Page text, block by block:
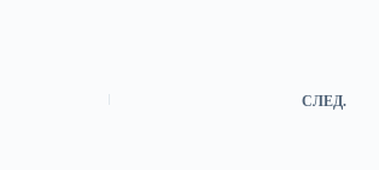
СЛЕД.